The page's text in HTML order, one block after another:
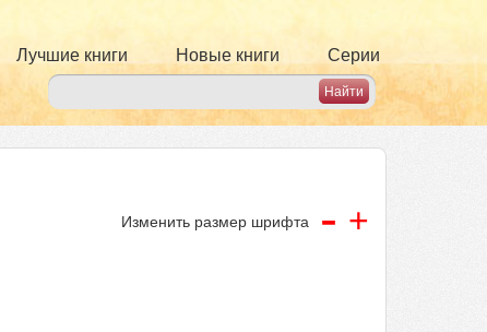
Лучшие книги Новые книги Серии
Изменить размер шрифта - +